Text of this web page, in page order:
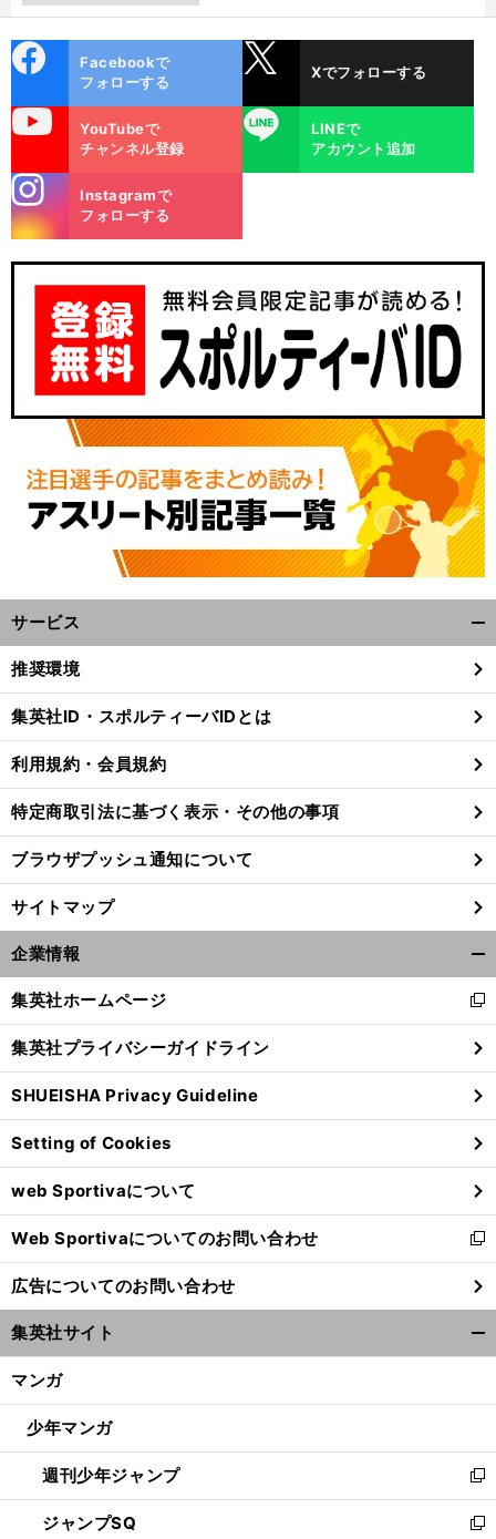
ok
Facebookで
フォローする
Xでフォローする
YouTubeで
チャンネル登録
LINE
LINEで
アカウント追加
m
Instagramで
フォローする
サービス
閉
る
推奨環境
集英社ID・スポルティーバIDとは
利用規約・会員規約
特定商取引法に基づく表示・その他の事項
ブラウザプッシュ通知について
サイトマップ
企業情報
閉
る
集英社ホームページ
新
し
い
ウ
ィ
ン
ド
ウ
で
開
く
集英社プライバシーガイドライン
SHUEISHA Privacy Guideline
Setting of Cookies
web Sportivaについて
Web Sportivaについてのお問い合わせ
新
し
い
ウ
ィ
ン
ウ
開
く
広告についてのお問い合わせ
集英社サイト
マンガ
少年マンガ
週刊少年ジャンプ
新
し
い
ジャンプSQ
新